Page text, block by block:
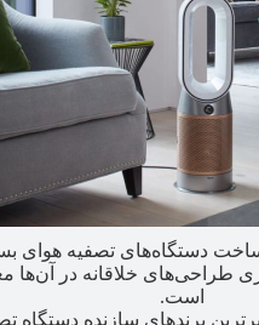
دستگاه‌های تصفیه هوای
طراحی‌های خلاقانه در آن‌ها
است.
برندهای سازنده دستگاه